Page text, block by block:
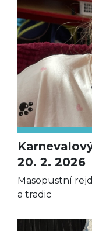
20. 2. 2026
Masopustní
a tradic